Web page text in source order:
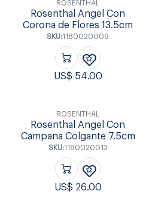
ROSENTHAL
Rosenthal Angel Con
Corona de Flores 13.5cm
SKU:1180020009
US$ 54.00
ROSENTHAL
Rosenthal Angel Con
Campana Colgante 7.5cm
SKU:1180020013
US$ 26.00